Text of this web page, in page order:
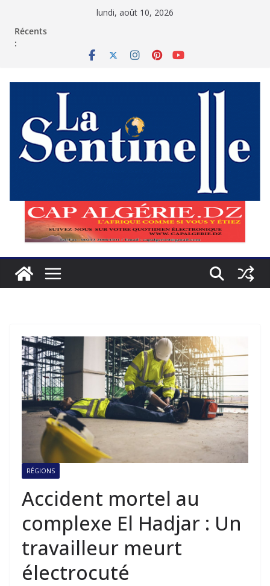
lundi, août 10, 2026
Récents
:
RÉGIONS
Accident mortel au
complexe El Hadjar : Un
travailleur meurt
électrocuté